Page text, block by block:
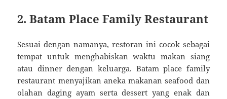
2. Batam Place Family Restaurant
Sesuai dengan namanya, restoran ini cocok sebagai
tempat untuk menghabiskan waktu makan siang
atau dinner dengan keluarga. Batam place family
restaurant menyajikan aneka makanan seafood dan
olahan daging ayam serta dessert yang enak dan